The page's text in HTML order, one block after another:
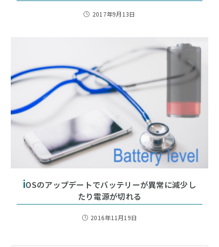
2017年9月13日
iOSのアップデートでバッテリーが異常に減少し
たり電源が切れる
2016年11月19日